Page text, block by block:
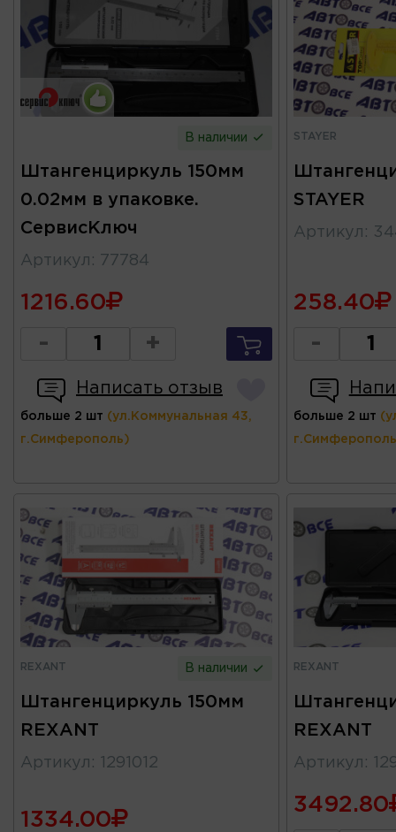
В наличии
Штангенциркуль 150мм
0.02мм в упаковке.
СервисКлюч
Артикул : 77784
1216.60
- +
Написать отзыв
больше 2 шт (ул.Коммунальная 43,
г.Симферополь)
STAYER
STAYER
Артикул :
258.40
-
больше 2 шт
REXANT В наличии
Штангенциркуль 150мм
REXANT
Артикул : 1291012
1334.00
REXANT
REXANT
Артикул :
3492.80